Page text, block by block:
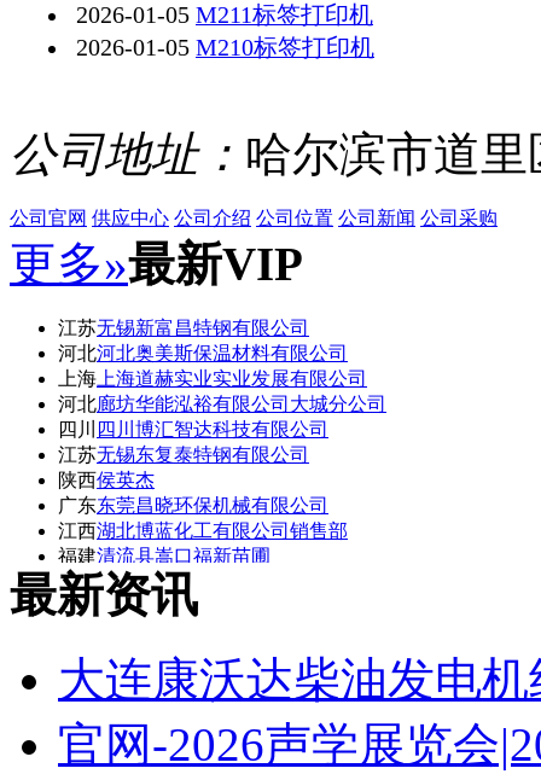
2026-01-05 M211标签打印机
2026-01-05 M210标签打印机
公司地址： 哈尔滨市道
公司官网 供应中心 公司介绍 公司位置 公司新闻 公司采购
更多»最新VIP
江苏无锡新富昌特钢有限公司
河北河北奥美斯保温材料有限公司
上海上海道赫实业实业发展有限公司
河北廊坊华能泓裕有限公司大城分公司
四川 四川博汇智达科技有限公司
江苏无锡东复泰特钢有限公司
陕西侯英杰
广东东莞昌晓环保机械有限公司
江西湖北博蓝化工有限公司销售部
福建清流县嵩口福新苗圃
湖北湖北博蓝化工有限公司
最新资讯
大连康沃达柴油发电机
官网-2026声学展览会